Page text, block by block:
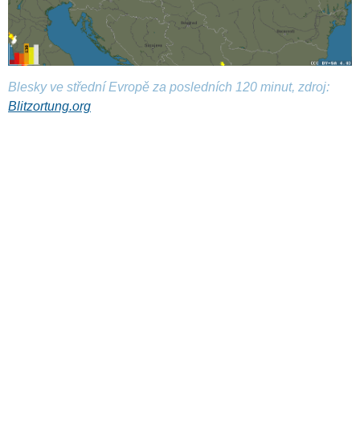
Blesky ve střední Evropě za posledních 120 minut, zdroj:
Blitzortung.org